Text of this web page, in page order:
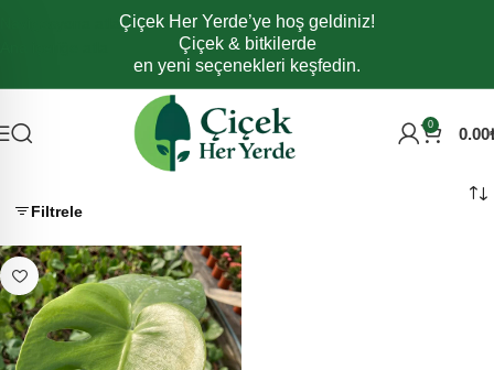
Navigasyona atlaÇiçek Her Yerde’ye hoş geldiniz!
Çiçek & bitkilerde
en yeni seçenekleri keşfedin.
0 0.00
Filtrele